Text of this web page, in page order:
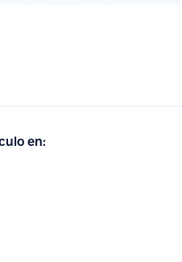
en: